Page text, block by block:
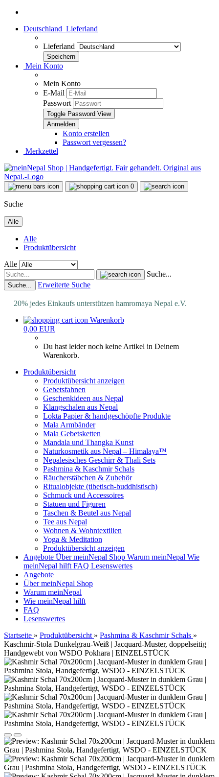
Deutschland Lieferland
Lieferland
Mein Konto
Mein Konto
E-Mail
Passwort
Toggle Password View
Konto erstellen
Passwort vergessen?
Merkzettel
0
Suche
Alle
Alle
Produktübersicht
Alle
Suche...
Suche... Erweiterte Suche
20% jedes Einkaufs unterstützen hamromaya Nepal e.V.
Warenkorb
0,00 EUR
Du hast leider noch keine Artikel in Deinem
Warenkorb.
Produktübersicht
Produktübersicht anzeigen
Gebetsfahnen
Geschenkideen aus Nepal
Klangschalen aus Nepal
Lokta Papier & handgeschöpfte Produkte
Mala Armbänder
Mala Gebetsketten
Mandala und Thangka Kunst
Naturkosmetik aus Nepal – Himalaya™
Nepalesisches Geschirr & Thali Sets
Pashmina & Kaschmir Schals
Räucherstäbchen & Zubehör
Ritualobjekte (tibetisch-buddhistisch)
Schmuck und Accessoires
Statuen und Figuren
Taschen & Beutel aus Nepal
Tee aus Nepal
Wohnen & Wohntextilien
Yoga & Meditation
Produktübersicht anzeigen
Angebote Über meinNepal Shop Warum meinNepal Wie
meinNepal hilft FAQ Lesenswertes
Angebote
Über meinNepal Shop
Warum meinNepal
Wie meinNepal hilft
FAQ
Lesenswertes
Startseite » Produktübersicht » Pashmina & Kaschmir Schals »
Kaschmir-Stola Dunkelgrau-Weiß | Jacquard-Muster, doppelseitig |
Handgewebt von WSDO Pokhara | EINZELSTÜCK